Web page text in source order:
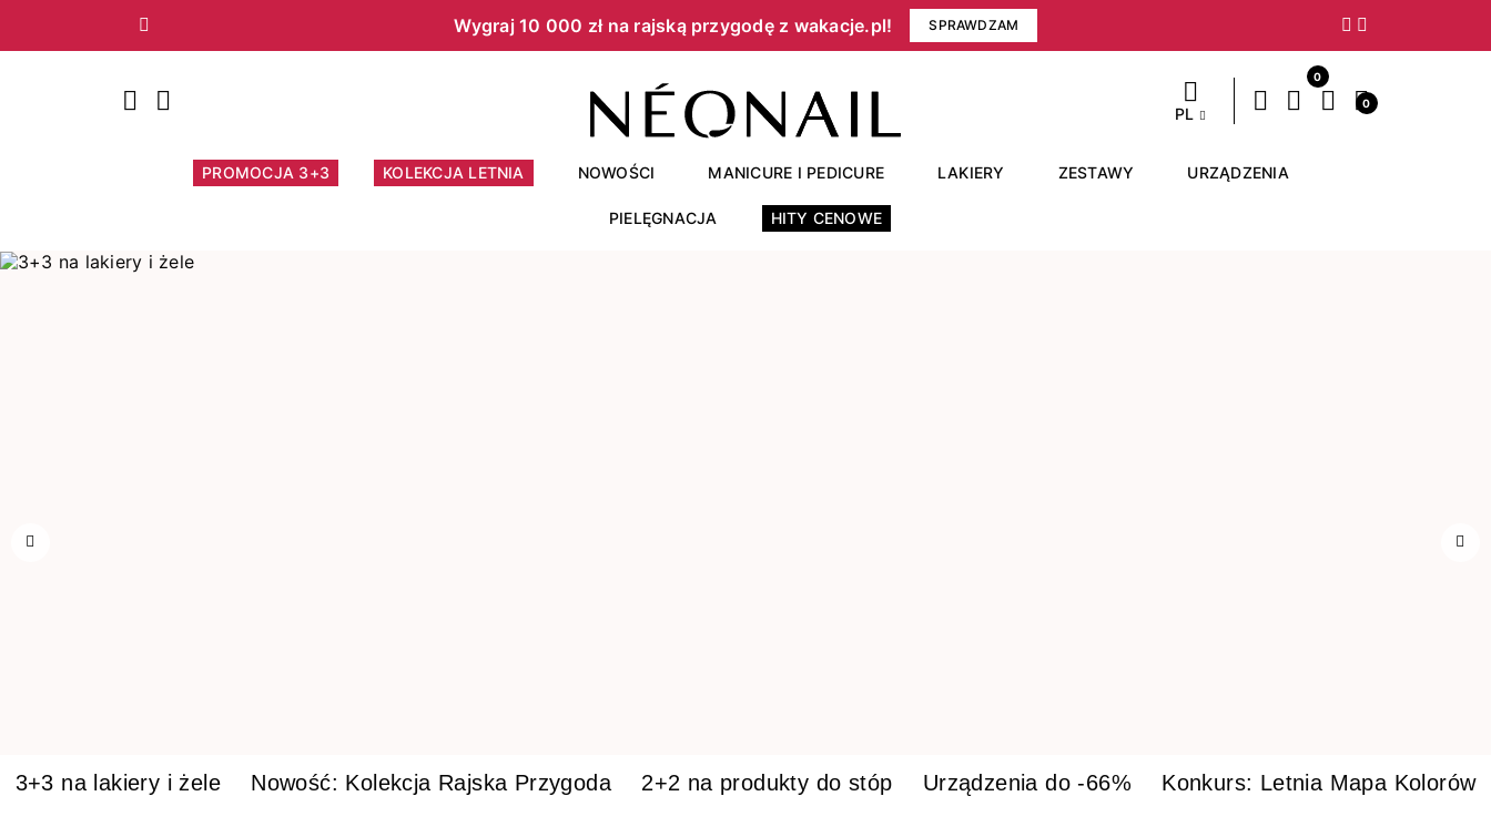
Wygraj 10 000 zł na rajską przygodę z wakacje.pl!​ SPRAWDZAM
Poprzedni Następny
PL
0
0
PROMOCJA 3+3 KOLEKCJA LETNIA NOWOŚCI MANICURE I PEDICURE LAKIERY ZESTAWY URZĄDZENIA
PIELĘGNACJA HITY CENOWE
3+3 na lakiery i żele Nowość: Kolekcja Rajska Przygoda 2+2 na produkty do stóp Urządzenia do -66% Konkurs: Letnia Mapa Kolorów